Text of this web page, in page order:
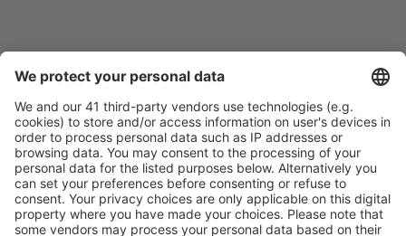
Nabídka dle vašich očekávání.
Pečlivé plánování
Bezproblémová rezervace s možností bezplatného
zrušení.
S námi ušetříte